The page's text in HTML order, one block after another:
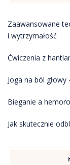
Zaawansowane
i wytrzymałość
Ćwiczenia z
Joga na ból
Bieganie a
Jak skutecznie